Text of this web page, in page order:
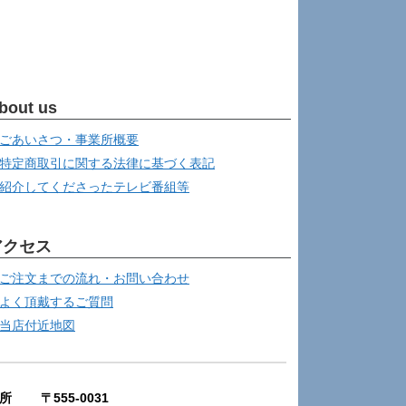
us
ごあいさつ・事業所概要
特定商取引に関する法律に基づく表記
紹介してくださったテレビ番組等
セス
ご注文までの流れ・お問い合わせ
よく頂戴するご質問
当店付近地図
所 〒555-0031